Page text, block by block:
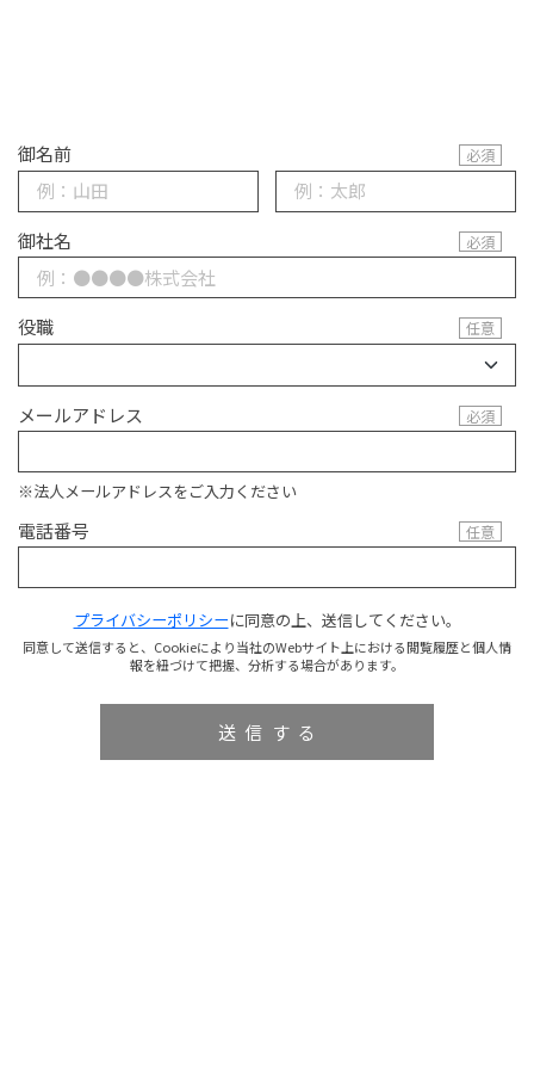
御名前
御社名
役職
メールアドレス
※法人メールアドレスをご入力ください
電話番号
プライバシーポリシーに同意の上、送信してください。
同意して送信すると、Cookieにより当社のWebサイト上における閲覧履歴と個人情
報を紐づけて把握、分析する場合があります。